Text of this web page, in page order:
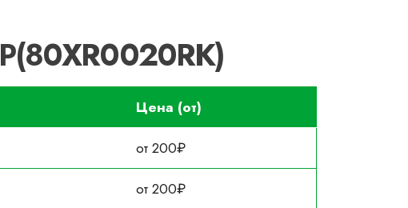
Цена (от)
от 200₽
от 200₽